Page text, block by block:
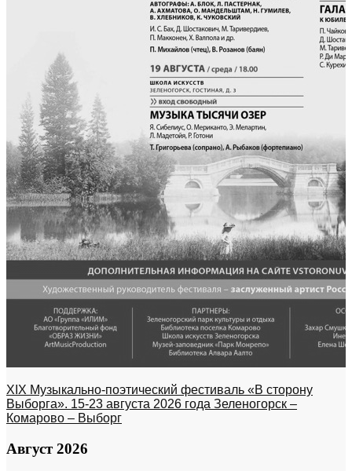
XIX Музыкально-поэтический фестиваль «В сторону
Выборга». 15-23 августа 2026 года Зеленогорск –
Комарово – Выборг
Август 2026